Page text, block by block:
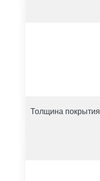
Толщина покрытия